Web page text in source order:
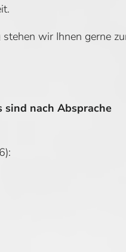
wir Ihnen gerne
sind nach Absprache